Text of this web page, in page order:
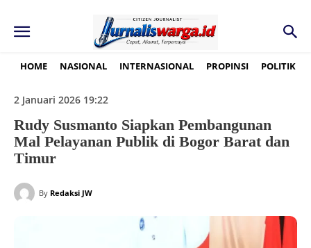
HOME NASIONAL INTERNASIONAL PROPINSI POLITIK
2 Januari 2026 19:22
Rudy Susmanto Siapkan Pembangunan
Mal Pelayanan Publik di Bogor Barat dan
Timur
By Redaksi JW